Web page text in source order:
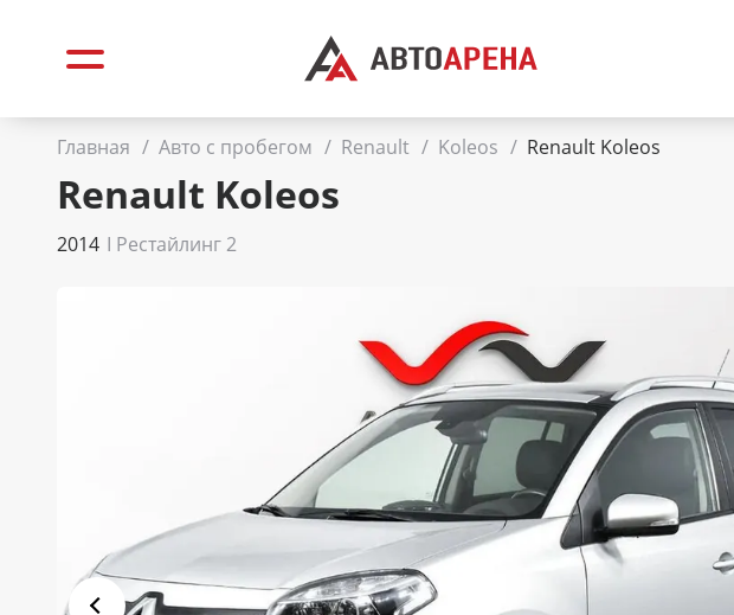
Главная / Авто с пробегом / Renault / Koleos / Renault Koleos
Renault Koleos
2014 I Рестайлинг 2